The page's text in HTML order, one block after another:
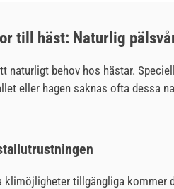
till häst: Naturlig
naturligt behov hos hästar.
eller hagen saknas ofta dessa
klimöjligheter tillgängliga